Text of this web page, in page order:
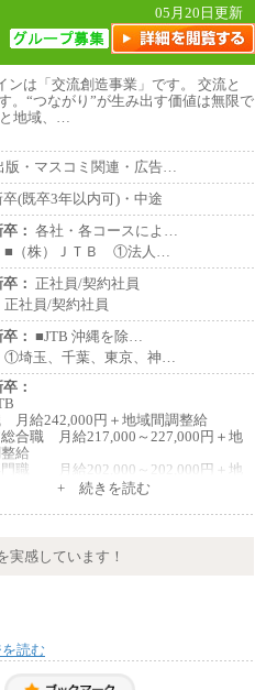
05月20日更新
ンは「交流創造事業」です。 交流と
。“つながり”が生み出す価値は無限で
地域、…
版・マスコミ関連・広告…
卒(既卒3年以内可)・中途
： 各社・各コースによ…
■（株）ＪＴＢ ①法人…
： 正社員/契約社員
正社員/契約社員
： ■JTB 沖縄を除…
①埼玉、千葉、東京、神…
：
月給242,000円＋地域間調整給
総合職 月給217,000～227,000円＋地
給
門職 月給202,000～202,000円＋地
JTBキャリアサイトよりご確認くだ
商事
月給208,000～235,000円
パブリッシング ※2027年新卒募集
+ 続きを読む
実感しています！
読む